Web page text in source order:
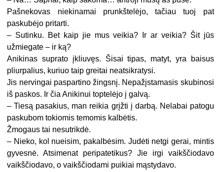
Pašnekovas niekinamai prunkštelėjo, tačiau tuoj pat
paskubėjo pritarti.
– Sutinku. Bet kaip jie mus veikia? Ir ar veikia? Šit jūs
užmiegate – ir ką?
Anikinas suprato įkliuvęs. Šisai tipas, matyt, yra baisus
pliurpalius, kuriuo taip greitai neatsikratysi.
Jis nervingai paspartino žingsnį. Nepažįstamasis skubinosi
iš paskos. Ir čia Anikinui toptelėjo į galvą.
– Tiesą pasakius, man reikia grįžti į darbą. Nelabai patogu
paskubom tokiomis temomis kalbėtis.
Žmogaus tai nesutrikdė.
– Nieko, kol nueisim, pakalbėsim. Judėti netgi gerai, mintis
gyvesnė. Atsimenat peripatetikus? Jie irgi vaikščiodavo
vaikščiodavo, o vaikščiodami puikiai mąstydavo.